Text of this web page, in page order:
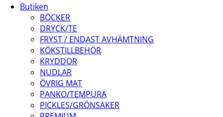
Butiken
BÖCKER
DRYCK/TE
FRYST / ENDAST AVHÄMTNING
KÖKSTILLBEHÖR
KRYDDOR
NUDLAR
ÖVRIG MAT
PANKO/TEMPURA
PICKLES/GRÖNSAKER